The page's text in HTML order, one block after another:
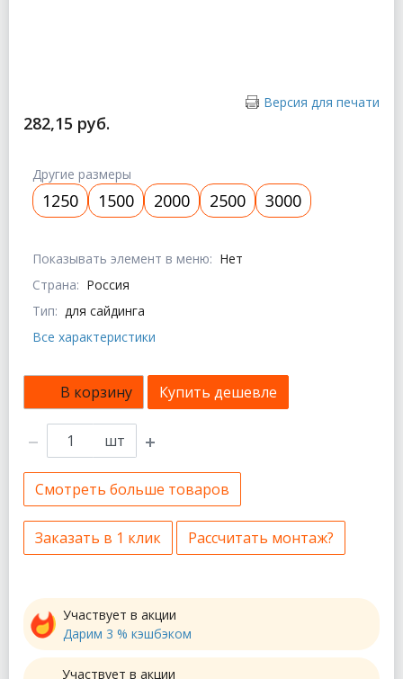
Версия для печати
282,15 руб.
Показывать элемент в меню: Нет
Страна: Россия
Тип: для сайдинга
Все характеристики
Другие размеры
1250 1500 2000 2500 3000
В корзину Купить дешевле
шт
Смотреть больше товаров
Заказать в 1 клик Рассчитать монтаж?
Участвует в акции
Дарим 3 % кэшбэком
Участвует в акции